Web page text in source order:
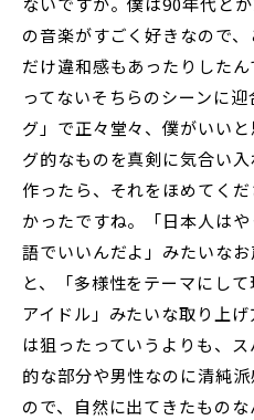
の音楽がすごく好きなので
だけ違和感もあったりした
ってないそちらのシーンに
グ」で正々堂々、僕がいい
グ的なものを真剣に気合い
作ったら、それをほめてく
かったですね。「日本人は
語でいいんだよ」みたいな
と、「多様性をテーマにし
アイドル」みたいな取り上
は狙ったっていうよりも、
的な部分や男性なのに清純
ので、自然に出てきたもの